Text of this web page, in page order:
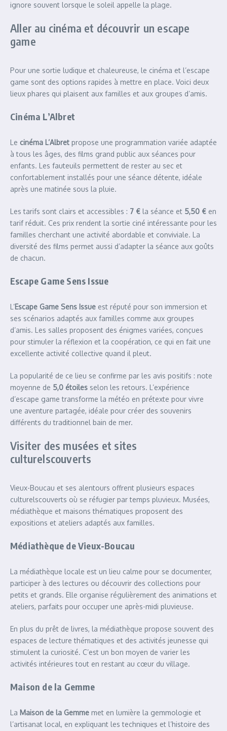
ignore souvent lorsque le soleil appelle la plage.
Aller au cinéma et découvrir un escape
game
Pour une sortie ludique et chaleureuse, le cinéma et l’escape
game sont des options rapides à mettre en place. Voici deux
lieux phares qui plaisent aux familles et aux groupes d’amis.
Cinéma L’Albret
Le cinéma L’Albret propose une programmation variée adaptée
à tous les âges, des films grand public aux séances pour
enfants. Les fauteuils permettent de rester au sec et
confortablement installés pour une séance détente, idéale
après une matinée sous la pluie.
Les tarifs sont clairs et accessibles : 7 € la séance et 5,50 € en
tarif réduit. Ces prix rendent la sortie ciné intéressante pour les
familles cherchant une activité abordable et conviviale. La
diversité des films permet aussi d’adapter la séance aux goûts
de chacun.
Escape Game Sens Issue
L’Escape Game Sens Issue est réputé pour son immersion et
ses scénarios adaptés aux familles comme aux groupes
d’amis. Les salles proposent des énigmes variées, conçues
pour stimuler la réflexion et la coopération, ce qui en fait une
excellente activité collective quand il pleut.
La popularité de ce lieu se confirme par les avis positifs : note
moyenne de 5,0 étoiles selon les retours. L’expérience
d’escape game transforme la météo en prétexte pour vivre
une aventure partagée, idéale pour créer des souvenirs
différents du traditionnel bain de mer.
Visiter des musées et sites
culturelscouverts
Vieux-Boucau et ses alentours offrent plusieurs espaces
culturelscouverts où se réfugier par temps pluvieux. Musées,
médiathèque et maisons thématiques proposent des
expositions et ateliers adaptés aux familles.
Médiathèque de Vieux-Boucau
La médiathèque locale est un lieu calme pour se documenter,
participer à des lectures ou découvrir des collections pour
petits et grands. Elle organise régulièrement des animations et
ateliers, parfaits pour occuper une après-midi pluvieuse.
En plus du prêt de livres, la médiathèque propose souvent des
espaces de lecture thématiques et des activités jeunesse qui
stimulent la curiosité. C’est un bon moyen de varier les
activités intérieures tout en restant au cœur du village.
Maison de la Gemme
La Maison de la Gemme met en lumière la gemmologie et
l’artisanat local, en expliquant les techniques et l’histoire des